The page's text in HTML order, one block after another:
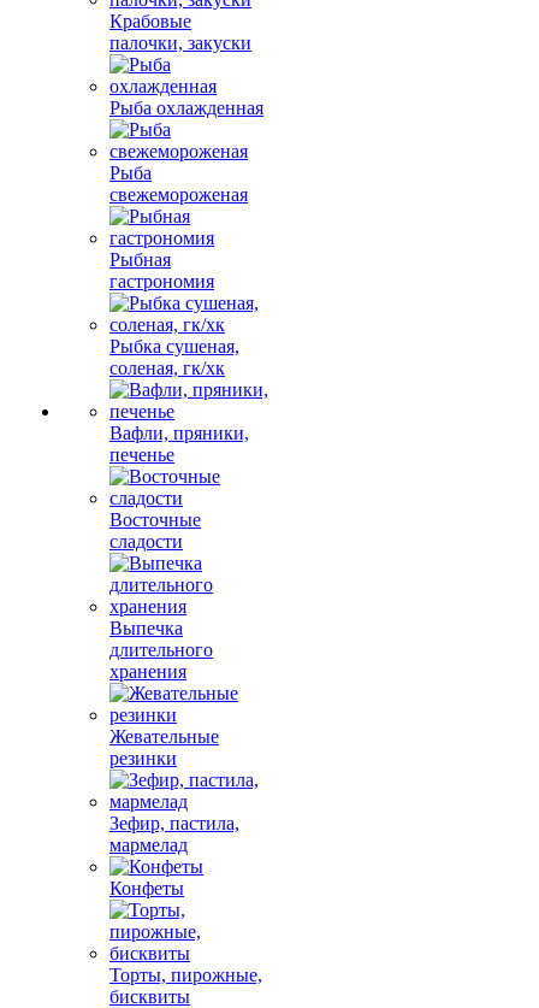
Крабовые
палочки, закуски
Рыба охлажденная
Рыба
свежемороженая
Рыбная
гастрономия
Рыбка сушеная,
соленая, гк/хк
Вафли, пряники,
печенье
Восточные
сладости
Выпечка
длительного
хранения
Жевательные
резинки
Зефир, пастила,
мармелад
Конфеты
Торты, пирожные,
бисквиты